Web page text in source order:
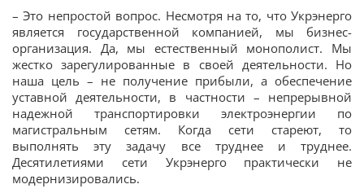
– Это непростой вопрос. Несмотря на то, что Укрэнерго
является государственной компанией, мы бизнес-
организация. Да, мы естественный монополист. Мы
жестко зарегулированные в своей деятельности. Но
наша цель – не получение прибыли, а обеспечение
уставной деятельности, в частности – непрерывной
надежной транспортировки электроэнергии по
магистральным сетям. Когда сети стареют, то
выполнять эту задачу все труднее и труднее.
Десятилетиями сети Укрэнерго практически не
модернизировались.